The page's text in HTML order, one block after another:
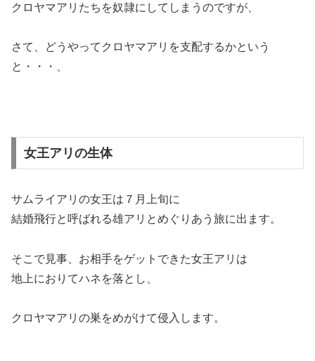
クロヤマアリたちを奴隷にしてしまうのですが、
さて、どうやってクロヤマアリを支配するかという
と・・・、
女王アリの生体
サムライアリの女王は７月上旬に
結婚飛行と呼ばれる雄アリとめぐりあう旅に出ます。
そこで見事、お相手をゲットできた女王アリは
地上におりてハネを落とし、
クロヤマアリの巣をめがけて侵入します。